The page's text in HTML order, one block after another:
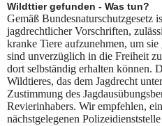
Wildttier gefunden - Was tun?
Gemäß Bundesnaturschutzgesetz
jagdrechtlicher Vorschriften,
kranke Tiere aufzunehmen, um
sind unverzüglich in die Freiheit
dort selbständig erhalten können.
Wildtieres, das dem Jagdrecht
Zustimmung des
Revierinhabers. Wir empfehlen,
nächstgelegenen